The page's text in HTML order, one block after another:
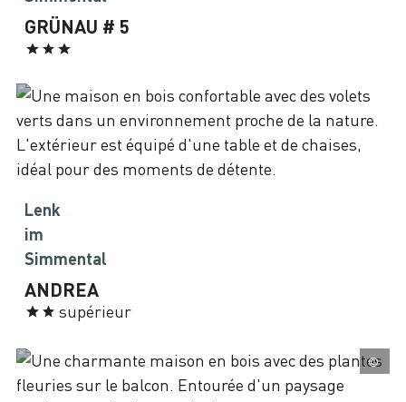
GRÜNAU # 5
Lenk
im
Simmental
ANDREA
supérieur
©